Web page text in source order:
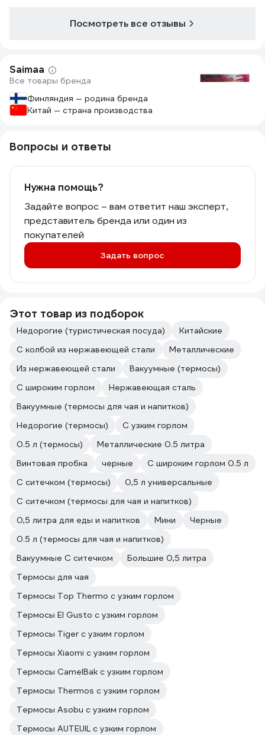
Посмотреть все отзывы
Saimaa
Все товары бренда
Финляндия — родина бренда
Китай — страна производства
Вопросы и ответы
Нужна помощь?
Задайте вопрос – вам ответит наш эксперт,
представитель бренда или один из
покупателей
Задать вопрос
Этот товар из подборок
Недорогие (туристическая посуда)
Китайские
С колбой из нержавеющей стали
Металлические
Из нержавеющей стали
Вакуумные (термосы)
С широким горлом
Нержавеющая сталь
Вакуумные (термосы для чая и напитков)
Недорогие (термосы)
С узким горлом
0.5 л (термосы)
Металлические 0.5 литра
Винтовая пробка
черные
С широким горлом 0.5 л
С ситечком (термосы)
0,5 л универсальные
С ситечком (термосы для чая и напитков)
0,5 литра для еды и напитков
Мини
Черные
0.5 л (термосы для чая и напитков)
Вакуумные С ситечком
Большие 0,5 литра
Термосы для чая
Термосы Top Thermo с узким горлом
Термосы El Gusto с узким горлом
Термосы Tiger с узким горлом
Термосы Xiaomi с узким горлом
Термосы CamelBak с узким горлом
Термосы Thermos с узким горлом
Термосы Asobu с узким горлом
Термосы AUTEUIL с узким горлом